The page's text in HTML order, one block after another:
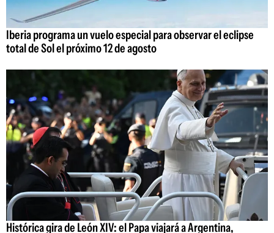
Iberia programa un vuelo especial para observar el eclipse
total de Sol el próximo 12 de agosto
Histórica gira de León XIV: el Papa viajará a Argentina,